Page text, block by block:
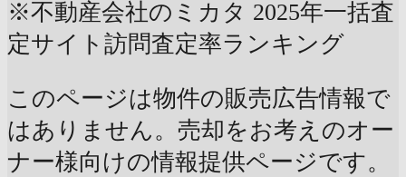
※不動産会社のミカタ 2025年一括査
定サイト訪問査定率ランキング
このページは物件の販売広告情報で
はありません。売却をお考えのオー
ナー様向けの情報提供ページです。